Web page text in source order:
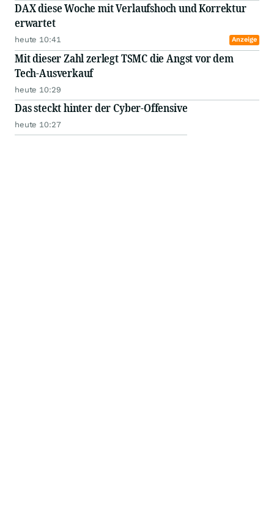
DAX diese Woche mit Verlaufshoch und Korrektur
erwartet
heute 10:41 Anzeige
Mit dieser Zahl zerlegt TSMC die Angst vor dem
Tech-Ausverkauf
heute 10:29
Das steckt hinter der Cyber-Offensive
heute 10:27